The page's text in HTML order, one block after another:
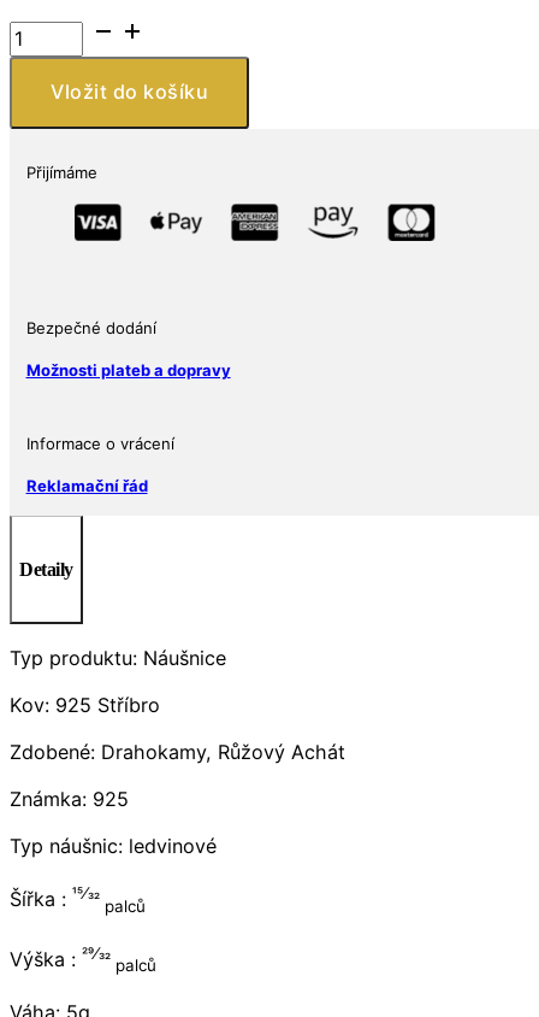
Náušnice
ze
stříbra
Růžovým
množství
Vložit do košíku
Přijímáme
Bezpečné dodání
Možnosti plateb a dopravy
Informace o vrácení
Reklamační řád
Detaily
Typ produktu: Náušnice
Kov: 925 Stříbro
Zdobené: Drahokamy, Růžový Achát
Známka: 925
Typ náušnic: ledvinové
Šířka : 15⁄32
palců
Výška : 29⁄32
palců